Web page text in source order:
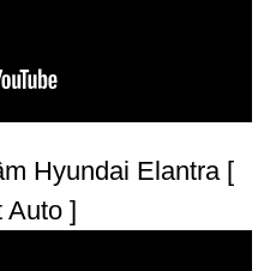
Hyundai Elantra [
]